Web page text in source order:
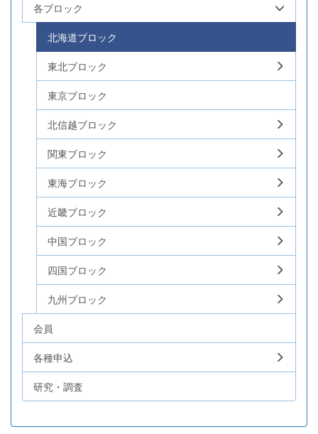
各ブロック
北海道ブロック
東北ブロック
東京ブロック
北信越ブロック
関東ブロック
東海ブロック
近畿ブロック
中国ブロック
四国ブロック
九州ブロック
会員
各種申込
研究・調査